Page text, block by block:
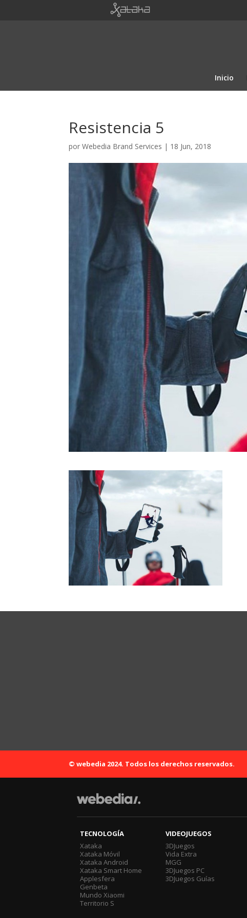
Inicio
Resistencia 5
porWebedia Brand Services | 18 Jun, 2018
© webedia 2024. Todos los derechos reservados.
TECNOLOGÍA
Xataka
Xataka Móvil
Xataka Android
Xataka Smart Home
Applesfera
Genbeta
Mundo Xiaomi
Territorio S
VIDEOJUEGOS
3DJuegos
Vida Extra
MGG
3DJuegos PC
3DJuegos Guías